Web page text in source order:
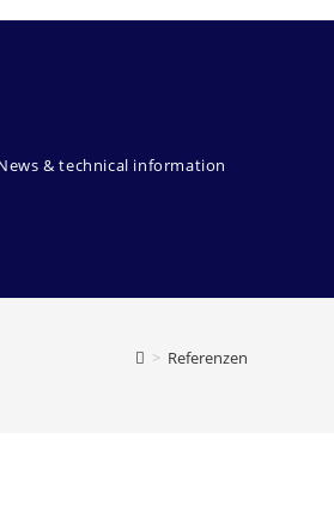
& technical information
> Referenzen